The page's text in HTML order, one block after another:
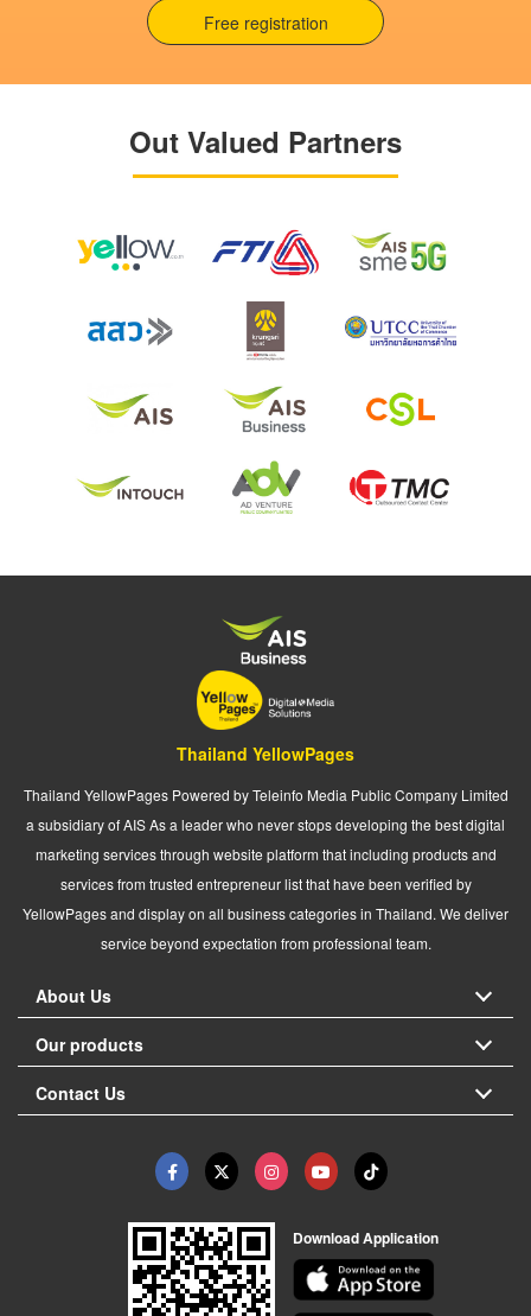
Free registration
Out Valued Partners
Thailand YellowPages
Thailand YellowPages Powered by Teleinfo Media Public Company Limited
a subsidiary of AIS As a leader who never stops developing the best digital
marketing services through website platform that including products and
services from trusted entrepreneur list that have been verified by
YellowPages and display on all business categories in Thailand. We deliver
service beyond expectation from professional team.
About Us
Our products
Contact Us
Download Application